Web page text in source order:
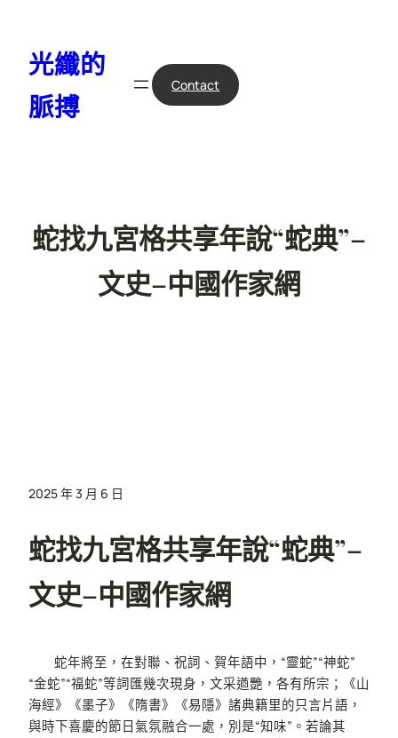
光纖的
脈搏
Contact
蛇找九宮格共享年說“蛇典”–
文史–中國作家網
2025 年 3 月 6 日
蛇找九宮格共享年說“蛇典”–
文史–中國作家網
蛇年將至，在對聯、祝詞、賀年語中，“靈蛇”“神蛇”
“金蛇”“福蛇”等詞匯幾次現身，文采遒艷，各有所宗；《山
海經》《墨子》《隋書》《易隱》諸典籍里的只言片語，
與時下喜慶的節日氣氛融合一處，別是“知味”。若論其